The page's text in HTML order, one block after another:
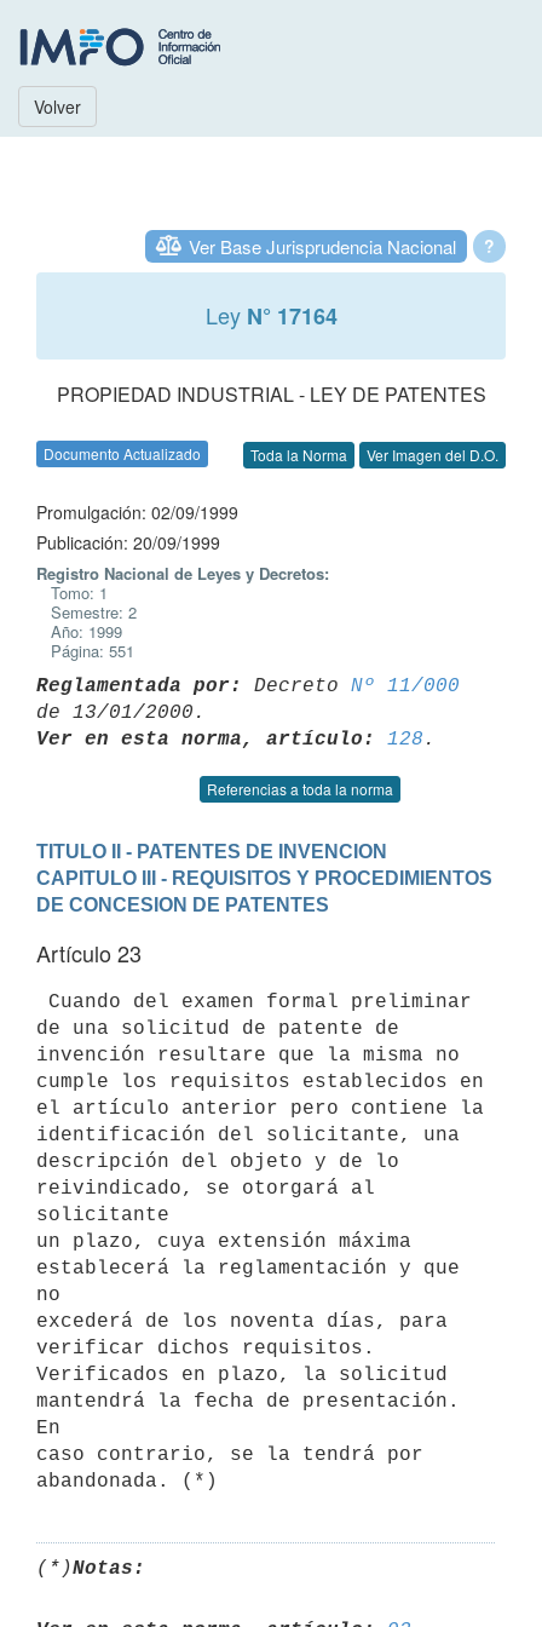
Volver
?
Ver Base Jurisprudencia Nacional
Ley N° 17164
PROPIEDAD INDUSTRIAL - LEY DE PATENTES
Documento Actualizado Toda la Norma Ver Imagen del D.O.
Promulgación: 02/09/1999
Publicación: 20/09/1999
Registro Nacional de Leyes y Decretos:
Tomo: 1
Semestre: 2
Año: 1999
Página: 551
Reglamentada por: Decreto Nº 11/000
Ver en esta norma, artículo:
128
Referencias a toda la norma
TITULO II - PATENTES DE INVENCION
CAPITULO III - REQUISITOS Y PROCEDIMIENTOS
DE CONCESION DE PATENTES
Artículo 23
de una solicitud de patente de
invención resultare que la misma no
cumple los requisitos establecidos en
el artículo anterior pero contiene la
identificación del solicitante, una
descripción del objeto y de lo
reivindicado, se otorgará al
solicitante
un plazo, cuya extensión máxima
establecerá la reglamentación y que
no
excederá de los noventa días, para
verificar dichos requisitos.
Verificados en plazo, la solicitud
mantendrá la fecha de presentación.
En
caso contrario, se la tendrá por
(*)Notas: